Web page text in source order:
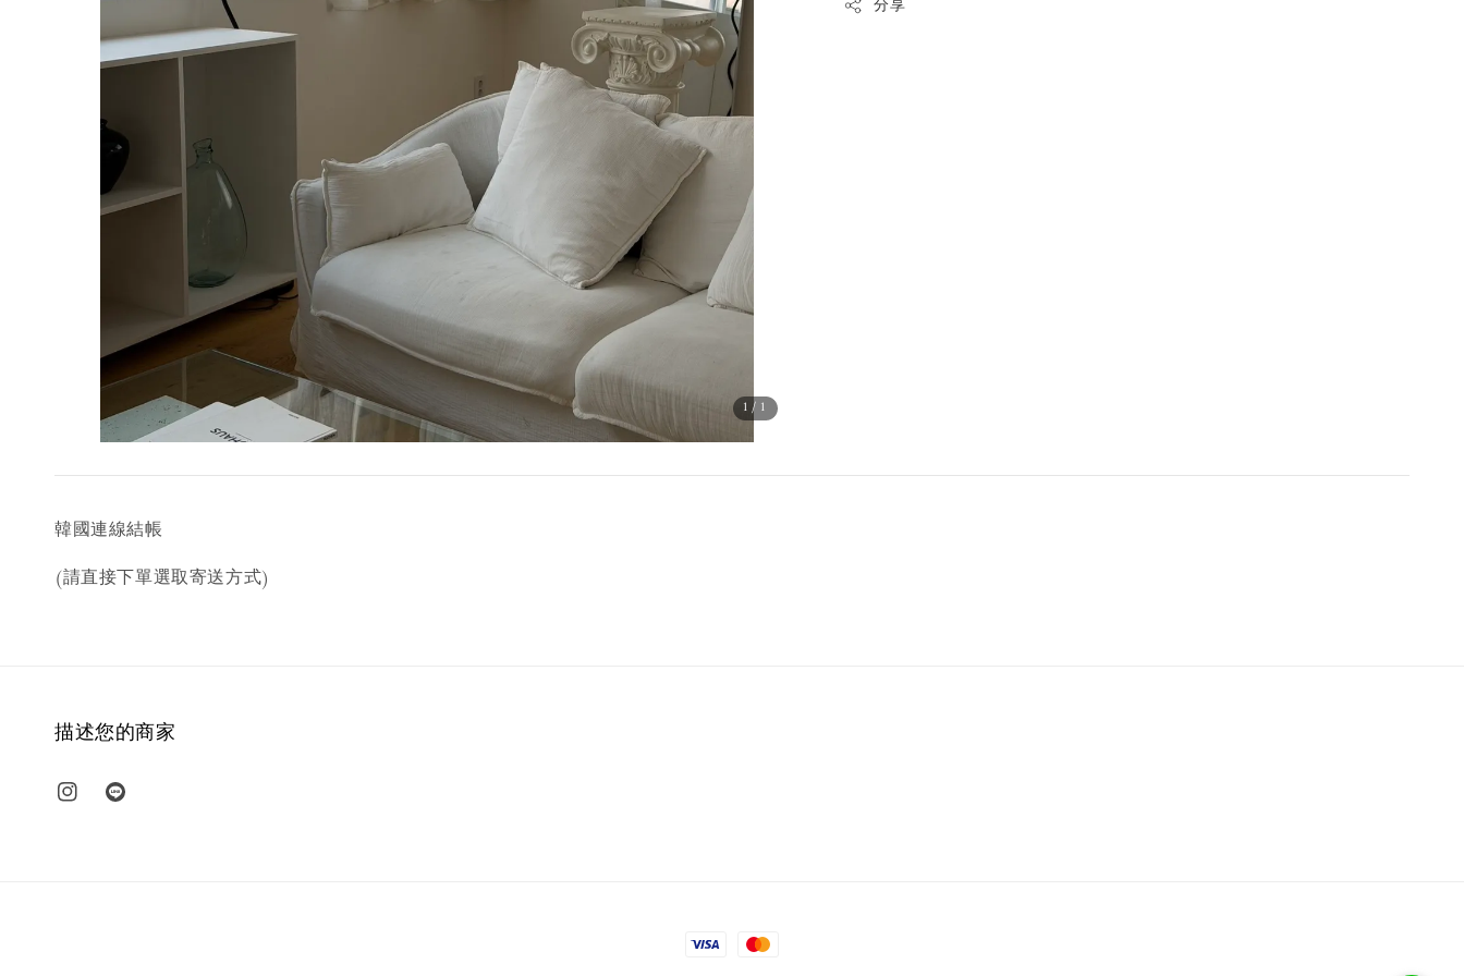
1/1
分享
韓國連線結帳
(請直接下單選取寄送方式)
描述您的商家